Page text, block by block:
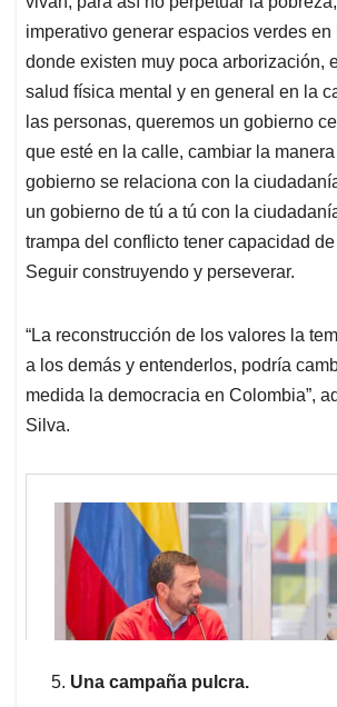
imperativo generar espacios verdes
donde existen muy poca arborización,
salud física mental y en general en la
las personas, queremos un gobierno
que esté en la calle, cambiar la manera
gobierno se relaciona con la
un gobierno de tú a tú con la
trampa del conflicto tener capacidad
Seguir construyendo y perseverar.
“La reconstrucción de los valores la
a los demás y entenderlos, podría
medida la democracia en Colombia”,
Silva.
Una campaña pulcra.